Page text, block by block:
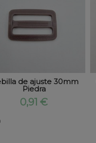
de ajuste 30mm
Piedra
0,91 €